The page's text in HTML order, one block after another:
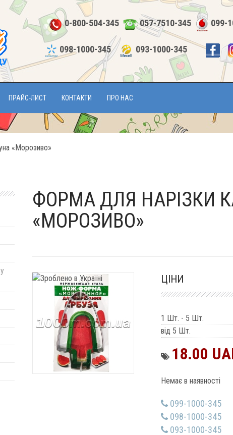
0-800-504-345 057-7510-345 099-
098-1000-345 093-1000-345
ПРАЙС-ЛИСТ КОНТАКТИ ПРО НАС
«Морозиво»
ФОРМА ДЛЯ НАРІЗКИ
«МОРОЗИВО»
ЦІНИ
1 Шт. - 5 Шт.
від 5 Шт.
18.00
Немає в наявності
099-1000-345
098-1000-345
093-1000-345